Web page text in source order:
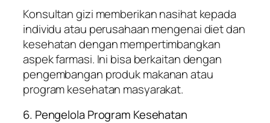
Konsultan gizi memberikan nasihat kepada
individu atau perusahaan mengenai diet dan
kesehatan dengan mempertimbangkan
aspek farmasi. Ini bisa berkaitan dengan
pengembangan produk makanan atau
program kesehatan masyarakat.
6. Pengelola Program Kesehatan